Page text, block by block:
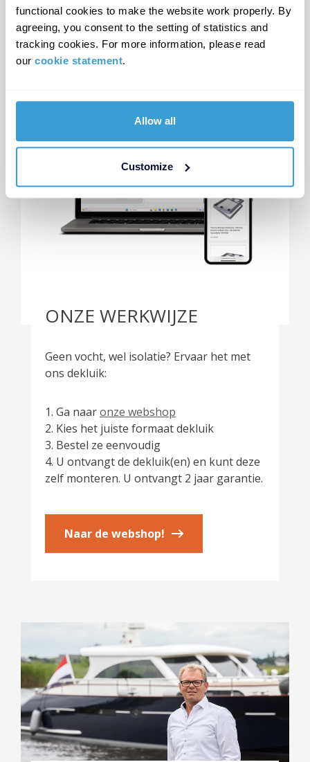
functional cookies to make the website work properly. By
agreeing, you consent to the setting of statistics and
tracking cookies. For more information, please read
our cookie statement.
Allow all
Customize
ONZE WERKWIJZE
Geen vocht, wel isolatie? Ervaar het met
ons dekluik:
1. Ga naaronze webshop
2. Kies het juiste formaat dekluik
3. Bestel ze eenvoudig
4. U ontvangt de dekluik(en) en kunt deze
zelf monteren. U ontvangt 2 jaar garantie.
Naar de webshop!